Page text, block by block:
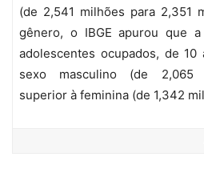
(de 2,541 milhões para 2,351
gênero, o IBGE apurou que
adolescentes ocupados, de
sexo masculino (de 2,065
superior à feminina (de 1,342